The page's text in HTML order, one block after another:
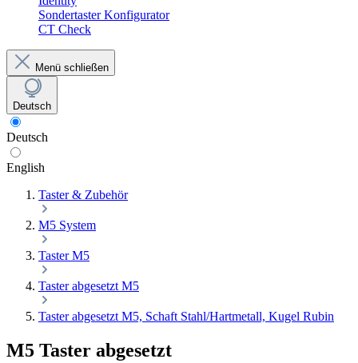
Sondertaster Konfigurator
CT Check
Menü schließen
Deutsch
Deutsch
English
Taster & Zubehör
M5 System
Taster M5
Taster abgesetzt M5
Taster abgesetzt M5, Schaft Stahl/Hartmetall, Kugel Rubin
M5 Taster abgesetzt